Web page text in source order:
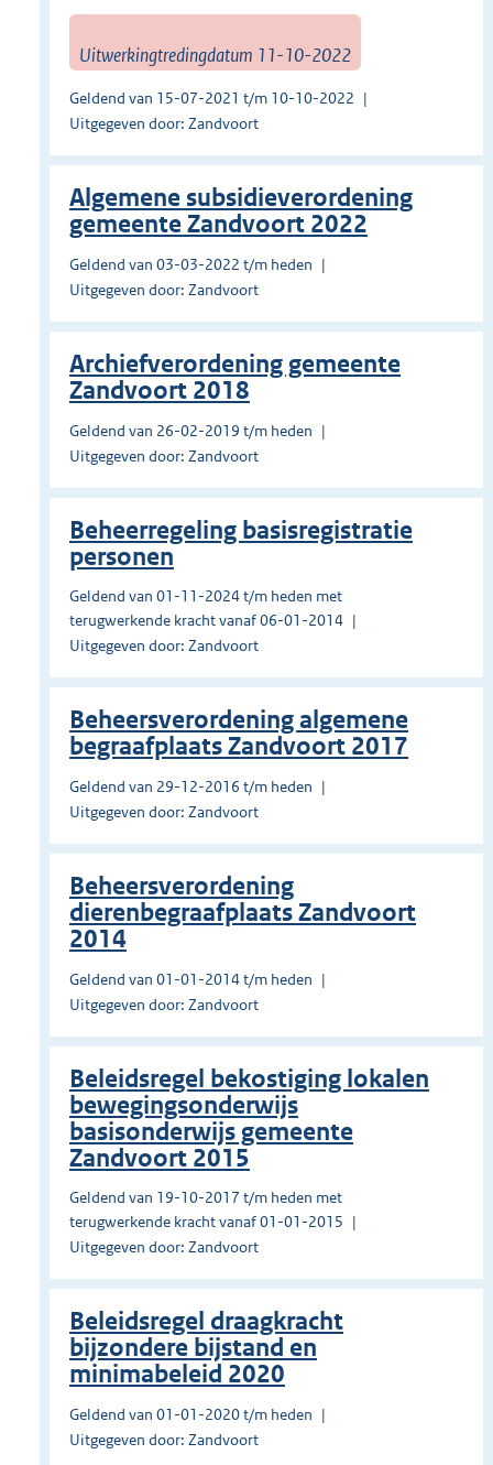
Uitwerkingtredingdatum 11-10-2022
Geldend van 15-07-2021 t/m 10-10-2022
Uitgegeven door: Zandvoort
Algemene subsidieverordening
gemeente Zandvoort 2022
Geldend van 03-03-2022 t/m heden
Uitgegeven door: Zandvoort
Archiefverordening gemeente
Zandvoort 2018
Geldend van 26-02-2019 t/m heden
Uitgegeven door: Zandvoort
Beheerregeling basisregistratie
personen
Geldend van 01-11-2024 t/m heden met
terugwerkende kracht vanaf 06-01-2014
Uitgegeven door: Zandvoort
Beheersverordening algemene
begraafplaats Zandvoort 2017
Geldend van 29-12-2016 t/m heden
Uitgegeven door: Zandvoort
Beheersverordening
dierenbegraafplaats Zandvoort
2014
Geldend van 01-01-2014 t/m heden
Uitgegeven door: Zandvoort
Beleidsregel bekostiging lokalen
bewegingsonderwijs
basisonderwijs gemeente
Zandvoort 2015
Geldend van 19-10-2017 t/m heden met
terugwerkende kracht vanaf 01-01-2015
Uitgegeven door: Zandvoort
Beleidsregel draagkracht
bijzondere bijstand en
minimabeleid 2020
Geldend van 01-01-2020 t/m heden
Uitgegeven door: Zandvoort